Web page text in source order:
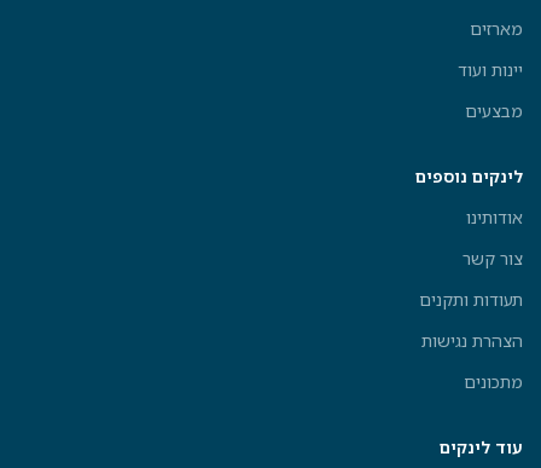
מארזים
יינות ועוד
מבצעים
לינקים נוספים
אודותינו
צור קשר
תעודות ותקנים
הצהרת נגישות
מתכונים
עוד לינקים